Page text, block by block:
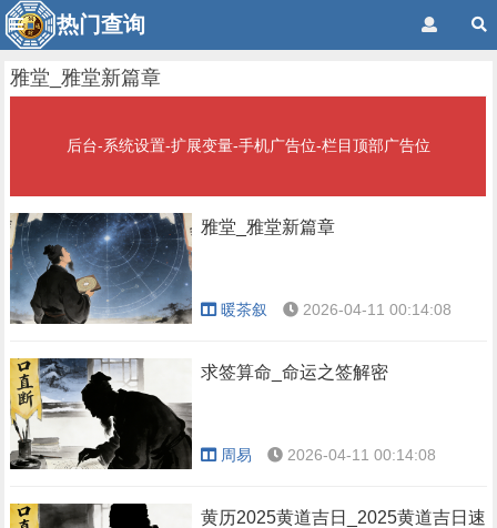
热门查询
雅堂_雅堂新篇章
后台-系统设置-扩展变量-手机广告位-栏目顶部广告位
雅堂_雅堂新篇章
暖茶叙 2026-04-11 00:14:08
求签算命_命运之签解密
周易 2026-04-11 00:14:08
黄历2025黄道吉日_2025黄道吉日速